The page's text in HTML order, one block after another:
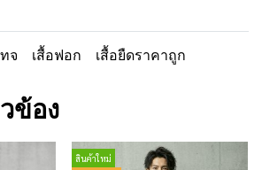
จ เสื้อฟอก
เสื้อยืดราคาถูก
ข้อง
สินค้าใหม่